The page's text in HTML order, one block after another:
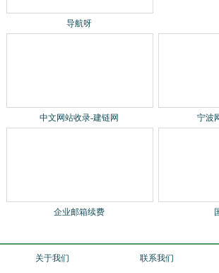
导航呀
中文网站收录-建链网 宁波
企业邮箱续费
关于我们 联系我们